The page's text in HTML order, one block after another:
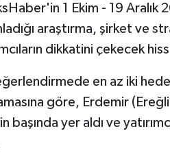
1 Ekim - 19 Aralık
araştırma, şirket ve
dikkatini çekecek
en az iki
göre, Erdemir
başında yer aldı ve